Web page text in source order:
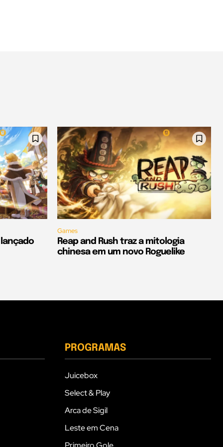
lançado
Games
Reap and Rush traz a mitologia
chinesa em um novo Roguelike
PROGRAMAS
Juicebox
Select & Play
Arca de Sigil
Leste em Cena